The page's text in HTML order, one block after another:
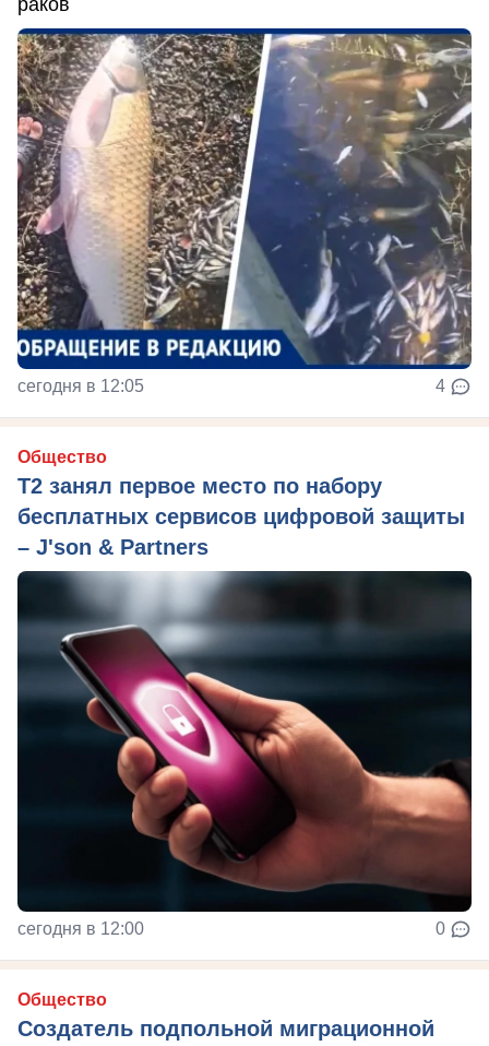
раков
сегодня в 12:05 4
Общество
Т2 занял первое место по набору
бесплатных сервисов цифровой защиты
– J'son & Partners
сегодня в 12:00 0
Общество
Создатель подпольной миграционной